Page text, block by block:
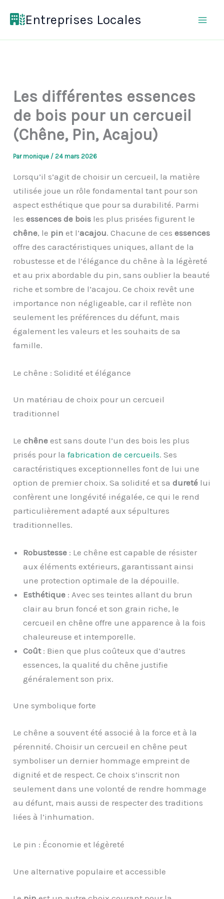
Entreprises Locales
Les différentes essences
de bois pour un cercueil
(Chêne, Pin, Acajou)
Parmonique /24 mars 2026
Lorsqu’il s’agit de choisir un cercueil, la matière
utilisée joue un rôle fondamental tant pour son
aspect esthétique que pour sa durabilité. Parmi
lesessences de bois les plus prisées figurent le
chêne, le pinet l’acajou. Chacune de cesessences
offre des caractéristiques uniques, allant de la
robustesse et de l’élégance du chêne à la légèreté
et au prix abordable du pin, sans oublier la beauté
riche et sombre de l’acajou. Ce choix revêt une
importance non négligeable, car il reflète non
seulement les préférences du défunt, mais
également les valeurs et les souhaits de sa
famille.
Le chêne : Solidité et élégance
Un matériau de choix pour un cercueil
traditionnel
Lechêne est sans doute l’un des bois les plus
prisés pour lafabrication de cercueils. Ses
caractéristiques exceptionnelles font de lui une
option de premier choix. Sa solidité et sadureté lui
confèrent une longévité inégalée, ce qui le rend
particulièrement adapté aux sépultures
traditionnelles.
Robustesse : Le chêne est capable de résister
aux éléments extérieurs, garantissant ainsi
une protection optimale de la dépouille.
Esthétique : Avec ses teintes allant du brun
clair au brun foncé et son grain riche, le
cercueil en chêne offre une apparence à la fois
chaleureuse et intemporelle.
Coût: Bien que plus coûteux que d’autres
essences, la qualité du chêne justifie
généralement son prix.
Une symbolique forte
Le chêne a souvent été associé à la force et à la
pérennité. Choisir un cercueil en chêne peut
symboliser un dernier hommage empreint de
dignité et de respect. Ce choix s’inscrit non
seulement dans une volonté de rendre hommage
au défunt, mais aussi de respecter des traditions
liées à l’inhumation.
Le pin : Économie et légèreté
Une alternative populaire et accessible